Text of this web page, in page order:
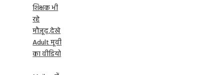
शिक्षक भी
रहे
मौजूद,देखे
Adult मूवी
का वीडियो